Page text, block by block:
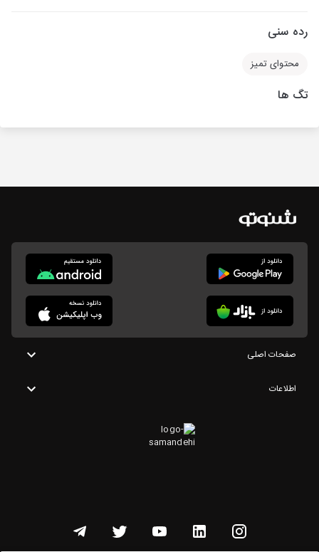
رده سنی
محتوای تمیز
تگ ها
صفحات اصلی
اطلاعات